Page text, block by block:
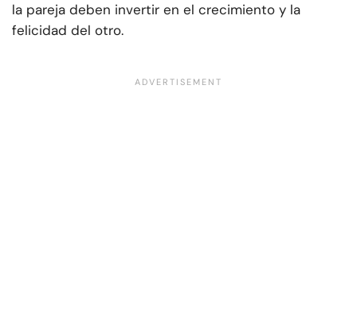
la pareja deben invertir en el crecimiento y la
felicidad del otro.